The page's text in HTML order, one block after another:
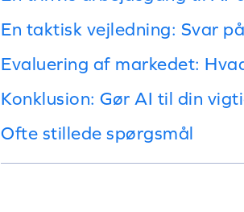
En taktisk vejledning: Svar
Evaluering af markedet:
Konklusion: Gør AI til din
Ofte stillede spørgsmål